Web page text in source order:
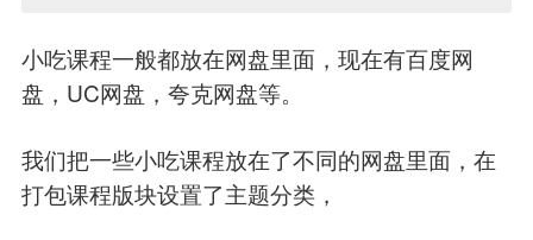
小吃课程一般都放在网盘里面，现在有百度网
盘，UC网盘，夸克网盘等。
我们把一些小吃课程放在了不同的网盘里面，在
打包课程版块设置了主题分类，